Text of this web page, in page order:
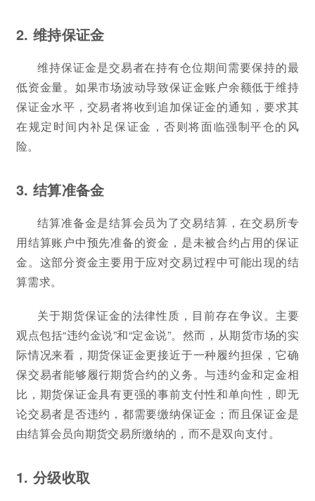
2. 维持保证金
维持保证金是交易者在持有仓位期间需要保持的最
低资金量。如果市场波动导致保证金账户余额低于维持
保证金水平，交易者将收到追加保证金的通知，要求其
在规定时间内补足保证金，否则将面临强制平仓的风
险。
3. 结算准备金
结算准备金是结算会员为了交易结算，在交易所专
用结算账户中预先准备的资金，是未被合约占用的保证
金。这部分资金主要用于应对交易过程中可能出现的结
算需求。
关于期货保证金的法律性质，目前存在争议。主要
观点包括“违约金说”和“定金说”。然而，从期货市场的实
际情况来看，期货保证金更接近于一种履约担保，它确
保交易者能够履行期货合约的义务。与违约金和定金相
比，期货保证金具有更强的事前支付性和单向性，即无
论交易者是否违约，都需要缴纳保证金；而且保证金是
由结算会员向期货交易所缴纳的，而不是双向支付。
1. 分级收取